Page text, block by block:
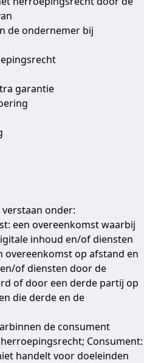
de ondernemer bij
garantie
onder:
een overeenkomst waarbij
inhoud en/of diensten
op afstand en
of diensten door de
of door een derde partij op
die derde en de
de consument
Consument:
handelt voor doeleinden